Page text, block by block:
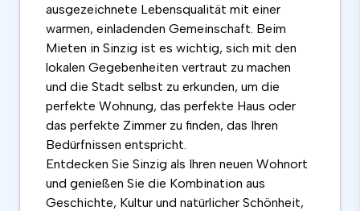
ausgezeichnete Lebensqualität mit einer
warmen, einladenden Gemeinschaft. Beim
Mieten in Sinzig ist es wichtig, sich mit den
lokalen Gegebenheiten vertraut zu machen
und die Stadt selbst zu erkunden, um die
perfekte Wohnung, das perfekte Haus oder
das perfekte Zimmer zu finden, das Ihren
Bedürfnissen entspricht.
Entdecken Sie Sinzig als Ihren neuen Wohnort
und genießen Sie die Kombination aus
Geschichte, Kultur und natürlicher Schönheit,